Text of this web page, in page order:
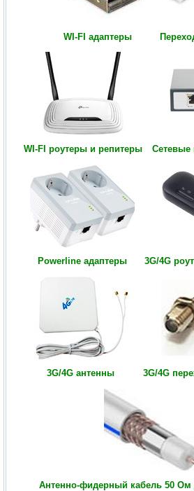
WI-FI адаптеры
WI-FI роутеры и репитеры Сетевые
Powerline адаптеры 3G/4G
3G/4G антенны 3G/4G
Антенно-фидерный кабель 50 Ом